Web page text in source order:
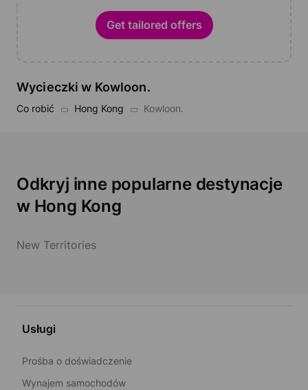
Get tailored offers
Wycieczki w Kowloon.
Co robić Hong Kong Kowloon.
Odkryj inne popularne destynacje
w Hong Kong
New Territories
Usługi
Prośba o doświadczenie
Wynajem samochodów